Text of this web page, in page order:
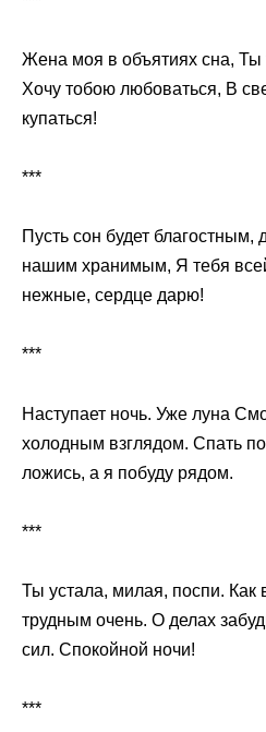
Жена моя в объятиях сна, Ты
Хочу тобою любоваться, В
купаться!
***
Пусть сон будет
нашим хранимым, Я тебя
нежные, сердце дарю!
***
Наступает ночь. Уже луна
холодным взглядом. Спать
ложись, а я побуду рядом.
***
Ты устала, милая, поспи. Как
трудным очень. О делах
сил. Спокойной ночи!
***